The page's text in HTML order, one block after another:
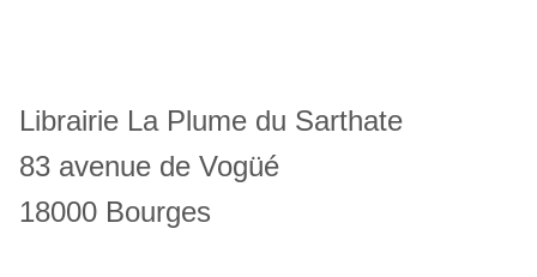
Librairie La Plume du Sarthate
83 avenue de Vogüé
18000 Bourges